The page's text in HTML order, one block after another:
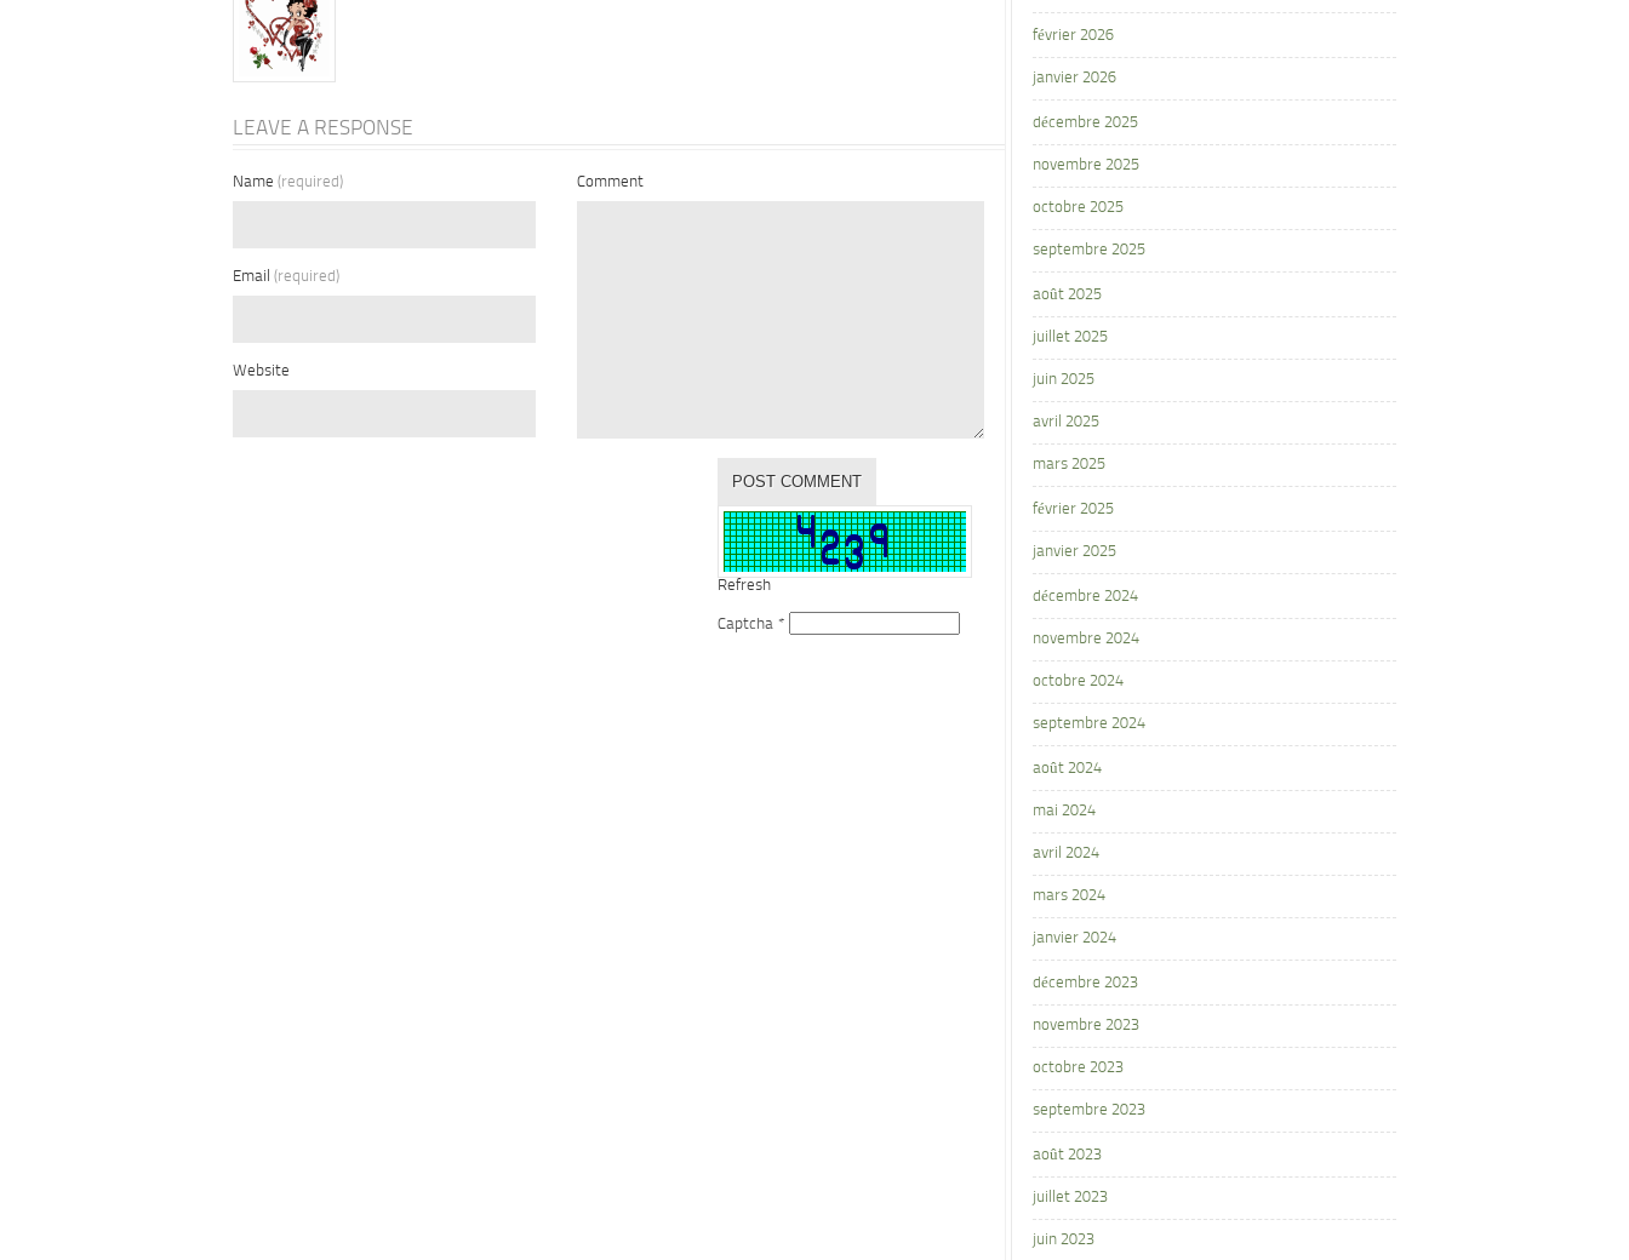
LEAVE A RESPONSE
Name (required)
Email (required)
Website
Comment
Refresh
Captcha *
février 2026
janvier 2026
décembre 2025
novembre 2025
octobre 2025
septembre 2025
août 2025
juillet 2025
juin 2025
avril 2025
mars 2025
février 2025
janvier 2025
décembre 2024
novembre 2024
octobre 2024
septembre 2024
août 2024
mai 2024
avril 2024
mars 2024
janvier 2024
décembre 2023
novembre 2023
octobre 2023
septembre 2023
août 2023
juillet 2023
juin 2023